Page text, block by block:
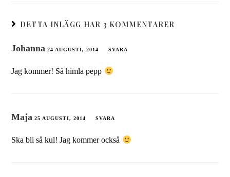
DETTA INLÄGG HAR 3 KOMMENTARER
Johanna 24 AUGUSTI, 2014 SVARA
Jag kommer! Så himla pepp
Maja 25 AUGUSTI, 2014 SVARA
Ska bli så kul! Jag kommer också